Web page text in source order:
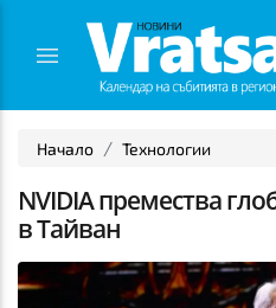
Начало Технологии
NVIDIA премества
в Тайван